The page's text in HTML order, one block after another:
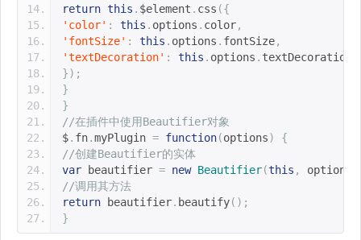
return this . $element . css ({
'color' : this . options . color,
'fontSize' : this . options . fontSize,
'textDecoration' : this . options . textDecoration
});
}
}
//在插件中使用Beautifier对象
$. fn.myPlugin = function(options)
{
//创建Beautifier的实体
var beautifier = new Beautifier(this , options
//调用其方法
return beautifier. beautify();
}